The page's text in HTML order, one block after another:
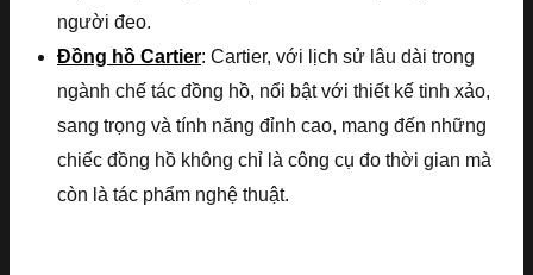
người đeo.
Đồng hồ Cartier: Cartier, với lịch sử lâu dài trong
ngành chế tác đồng hồ, nổi bật với thiết kế tinh xảo,
sang trọng và tính năng đỉnh cao, mang đến những
chiếc đồng hồ không chỉ là công cụ đo thời gian mà
còn là tác phẩm nghệ thuật.